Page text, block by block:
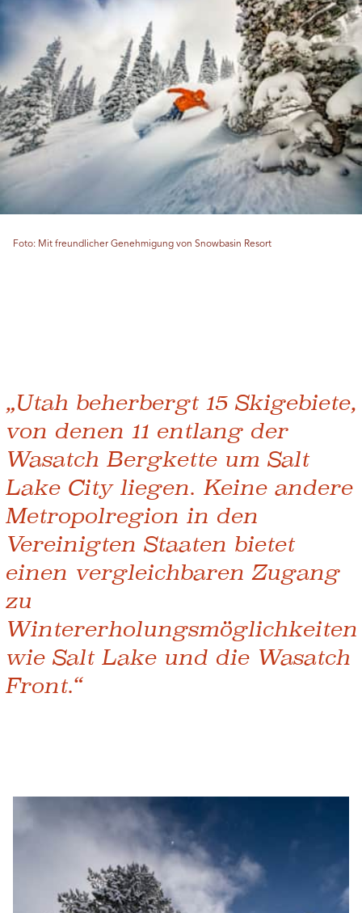
Foto: Mit freundlicher Genehmigung von Snowbasin Resort
„Utah beherbergt 15 Skigebiete,
von denen 11 entlang der
Wasatch Bergkette um Salt
Lake City liegen. Keine andere
Metropolregion in den
Vereinigten Staaten bietet
einen vergleichbaren Zugang
zu
Wintererholungsmöglichkeiten
wie Salt Lake und die Wasatch
Front.“